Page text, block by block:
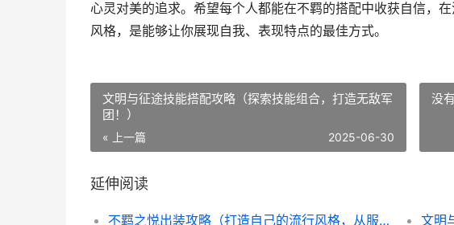
心灵对美的追求。希望每个人都能在不羁的搭配中收获自信，
风格，是能够让你展现自我、表现特点的最佳方式。
文明与征途技能搭配攻略（探索技能组合，打造无敌军
团！）
« 上一篇 2025-06-30
没
延伸阅读
不羁之悦出装攻略（打造自己的流行风格，从服装搭配开始）